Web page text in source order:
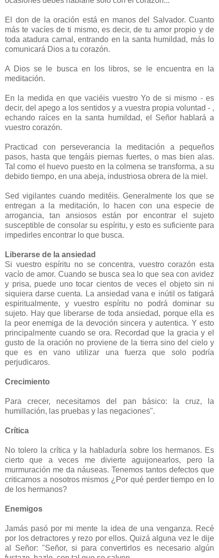
El don de la oración está en manos del Salvador. Cuanto
más te vacíes de ti mismo, es decir, de tu amor propio y de
toda atadura carnal, entrando en la santa humildad, más lo
comunicará Dios a tu corazón.
A Dios se le busca en los libros, se le encuentra en la
meditación.
En la medida en que vaciéis vuestro Yo de si mismo - es
decir, del apego a los sentidos y a vuestra propia voluntad - ,
echando raíces en la santa humildad, el Señor hablará a
vuestro corazón.
Practicad con perseverancia la meditación a pequeños
pasos, hasta que tengáis piernas fuertes, o mas bien alas.
Tal como el huevo puesto en la colmena se transforma, a su
debido tiempo, en una abeja, industriosa obrera de la miel.
Sed vigilantes cuando meditéis. Generalmente los que se
entregan a la meditación, lo hacen con una especie de
arrogancia, tan ansiosos están por encontrar el sujeto
susceptible de consolar su espíritu, y esto es suficiente para
impedirles encontrar lo que busca.
Liberarse de la ansiedad
Si vuestro espíritu no se concentra, vuestro corazón esta
vacío de amor. Cuando se busca sea lo que sea con avidez
y prisa, puede uno tocar cientos de veces el objeto sin ni
siquiera darse cuenta. La ansiedad vana e inútil os fatigará
espiritualmente, y vuestro espíritu no podrá dominar su
sujeto. Hay que liberarse de toda ansiedad, porque ella es
la peor enemiga de la devoción sincera y autentica. Y esto
principalmente cuando se ora. Recordad que la gracia y el
gusto de la oración no proviene de la tierra sino del cielo y
que es en vano utilizar una fuerza que solo podría
perjudicaros.
Crecimiento
Para crecer, necesitamos del pan básico: la cruz, la
humillación, las pruebas y las negaciones".
Crítica
No tolero la crítica y la habladuría sobre los hermanos. Es
cierto que a veces me divierte aguijonearlos, pero la
murmuración me da náuseas. Tenemos tantos defectos que
criticarnos a nosotros mismos ¿Por qué perder tiempo en lo
de los hermanos?
Enemigos
Jamás pasó por mi mente la idea de una venganza. Recé
por los detractores y rezo por ellos. Quizá alguna vez le dije
al Señor: "Señor, si para convertirlos es necesario algún